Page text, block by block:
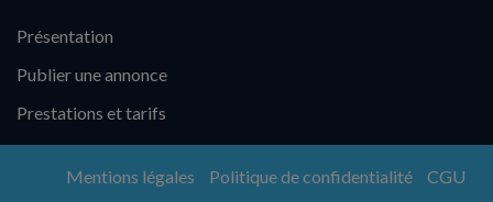
Présentation
Publier une annonce
Prestations et tarifs
Mentions légales Politique de confidentialité
CGU